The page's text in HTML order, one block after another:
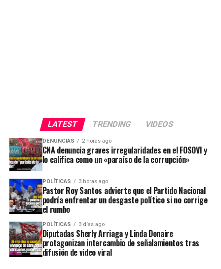
LATEST TRENDING VIDEOS
DENUNCIAS 2 horas ago
CNA denuncia graves irregularidades en el FOSOVI y
lo califica como un «paraíso de la corrupción»
POLÍTICAS 3 horas ago
Pastor Roy Santos advierte que el Partido Nacional
podría enfrentar un desgaste político si no corrige
el rumbo
POLÍTICAS 3 días ago
Diputadas Sherly Arriaga y Linda Donaire
protagonizan intercambio de señalamientos tras
difusión de video viral